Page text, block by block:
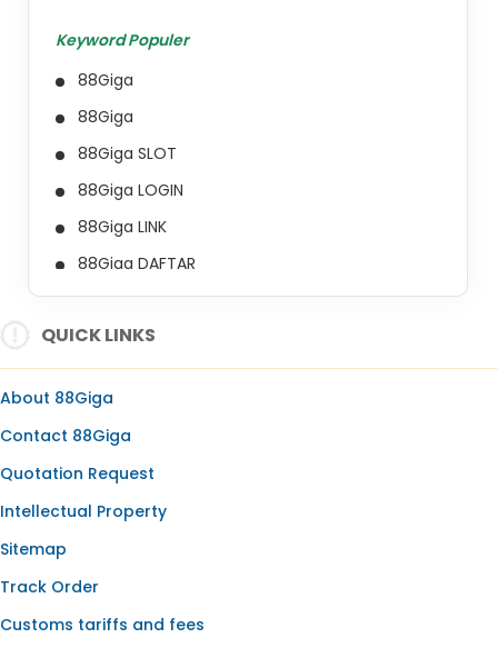
Keyword Populer
88Giga
88Giga
88Giga SLOT
88Giga LOGIN
88Giga LINK
88Giga DAFTAR
SLOT ONLINE
SLOT GACOR
SLOT GACOR HARI INI
SLOT OLYMPUS
BANDAR SLOT
SLOT RESMI
SLOT88
QUICK LINKS
About 88Giga
Contact 88Giga
Quotation Request
Intellectual Property
Sitemap
Track Order
Customs tariffs and fees